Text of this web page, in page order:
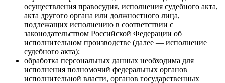
осуществления правосудия, исполнения судебного акта,
акта другого органа или должностного лица,
подлежащих исполнению в соответствии с
законодательством Российской Федерации об
исполнительном производстве (далее — исполнение
судебного акта);
обработка персональных данных необходима для
исполнения полномочий федеральных органов
исполнительной власти, органов государственных